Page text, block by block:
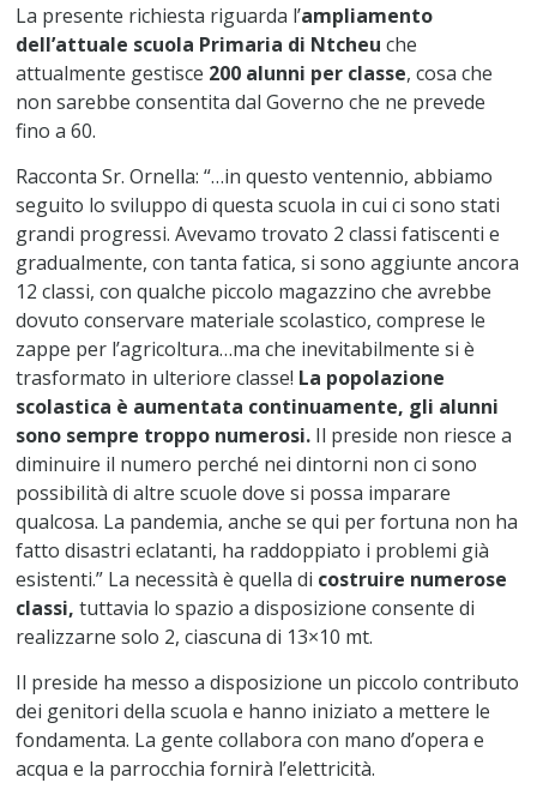
La presente richiesta riguarda l’ampliamento
dell’attuale scuola Primaria di Ntcheu che
attualmente gestisce 200 alunni per classe, cosa che
non sarebbe consentita dal Governo che ne prevede
fino a 60.
Racconta Sr. Ornella: “…in questo ventennio, abbiamo
seguito lo sviluppo di questa scuola in cui ci sono stati
grandi progressi. Avevamo trovato 2 classi fatiscenti e
gradualmente, con tanta fatica, si sono aggiunte ancora
12 classi, con qualche piccolo magazzino che avrebbe
dovuto conservare materiale scolastico, comprese le
zappe per l’agricoltura…ma che inevitabilmente si è
trasformato in ulteriore classe! La popolazione
scolastica è aumentata continuamente, gli alunni
sono sempre troppo numerosi. Il preside non riesce a
diminuire il numero perché nei dintorni non ci sono
possibilità di altre scuole dove si possa imparare
qualcosa. La pandemia, anche se qui per fortuna non ha
fatto disastri eclatanti, ha raddoppiato i problemi già
esistenti.” La necessità è quella di costruire numerose
classi, tuttavia lo spazio a disposizione consente di
realizzarne solo 2, ciascuna di 13×10 mt.
Il preside ha messo a disposizione un piccolo contributo
dei genitori della scuola e hanno iniziato a mettere le
fondamenta. La gente collabora con mano d’opera e
acqua e la parrocchia fornirà l’elettricità.